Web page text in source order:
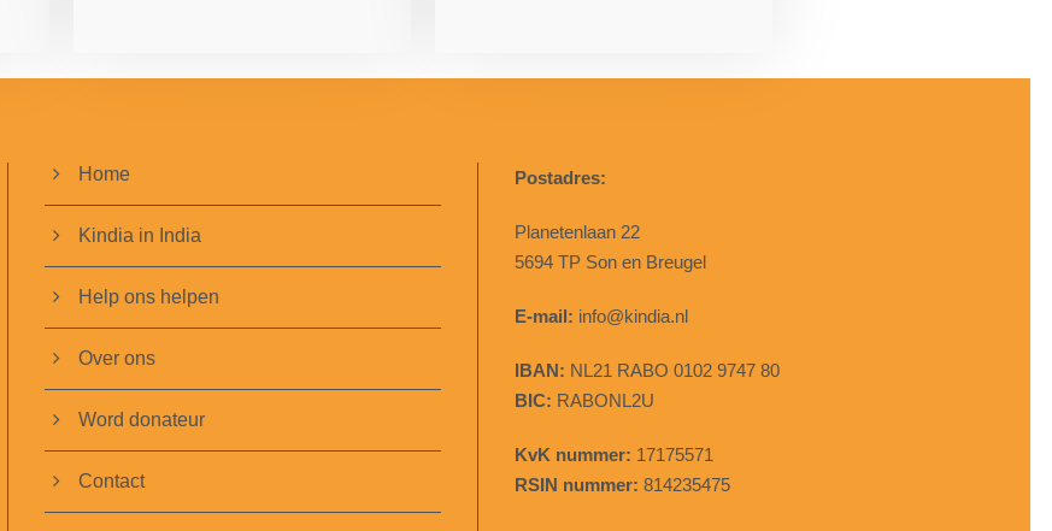
Home
Kindia in India
Help ons helpen
Over ons
Word donateur
Contact
Postadres:
Planetenlaan 22
5694 TP Son en Breugel
E-mail: info@kindia.nl
IBAN: NL21 RABO 0102 9747 80
BIC: RABONL2U
KvK nummer: 17175571
RSIN nummer: 814235475